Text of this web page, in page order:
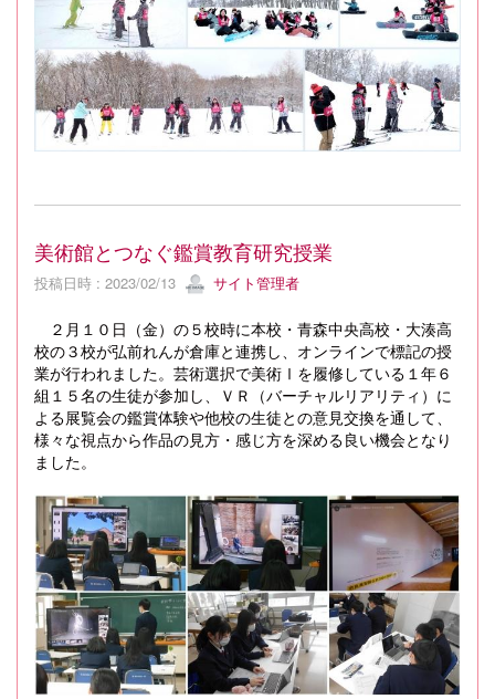
美術館とつなぐ鑑賞教育研究授業
投稿日時 : 2023/02/13 サイト管理者
２月１０日（金）の５校時に本校・青森中央高校・大湊高
校の３校が弘前れんが倉庫と連携し、オンラインで標記の授
業が行われました。芸術選択で美術Ⅰを履修している１年６
組１５名の生徒が参加し、ＶＲ（バーチャルリアリティ）に
よる展覧会の鑑賞体験や他校の生徒との意見交換を通して、
様々な視点から作品の見方・感じ方を深める良い機会となり
ました。